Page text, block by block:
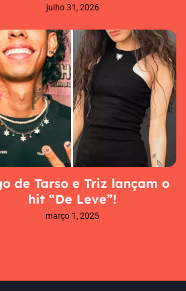
julho 31, 2026
de Tarso e Triz lançam o
hit “De Leve”!
março 1, 2025